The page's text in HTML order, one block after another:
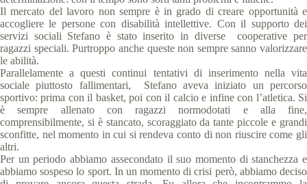
Il mercato del lavoro non sempre è in grado di creare opportunità e
accogliere le persone con disabilità intellettive. Con il supporto dei
servizi sociali Stefano è stato inserito in diverse cooperative per
ragazzi speciali. Purtroppo anche queste non sempre sanno valorizzare
le abilità.
Parallelamente a questi continui tentativi di inserimento nella vita
sociale piuttosto fallimentari, Stefano aveva iniziato un percorso
sportivo: prima con il basket, poi con il calcio e infine con l’atletica. Si
è sempre allenato con ragazzi normodotati e alla fine,
comprensibilmente, si è stancato, scoraggiato da tante piccole e grandi
sconfitte, nel momento in cui si rendeva conto di non riuscire come gli
altri.
Per un periodo abbiamo assecondato il suo momento di stanchezza e
abbiamo sospeso lo sport. In un momento di crisi però, abbiamo deciso